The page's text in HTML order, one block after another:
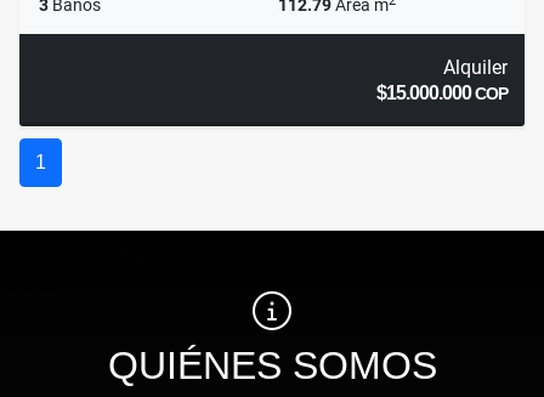
3 Baños 112.79Área m
Alquiler
$15.000.000COP
1
QUIÉNES SOMOS